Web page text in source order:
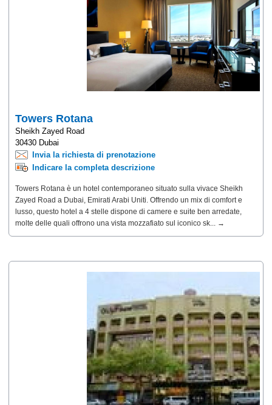
Towers Rotana
Sheikh Zayed Road
30430 Dubai
Invia la richiesta di prenotazione
Indicare la completa descrizione
Towers Rotana è un hotel contemporaneo situato sulla vivace Sheikh
Zayed Road a Dubai, Emirati Arabi Uniti. Offrendo un mix di comfort e
lusso, questo hotel a 4 stelle dispone di camere e suite ben arredate,
molte delle quali offrono una vista mozzafiato sul iconico sk... →